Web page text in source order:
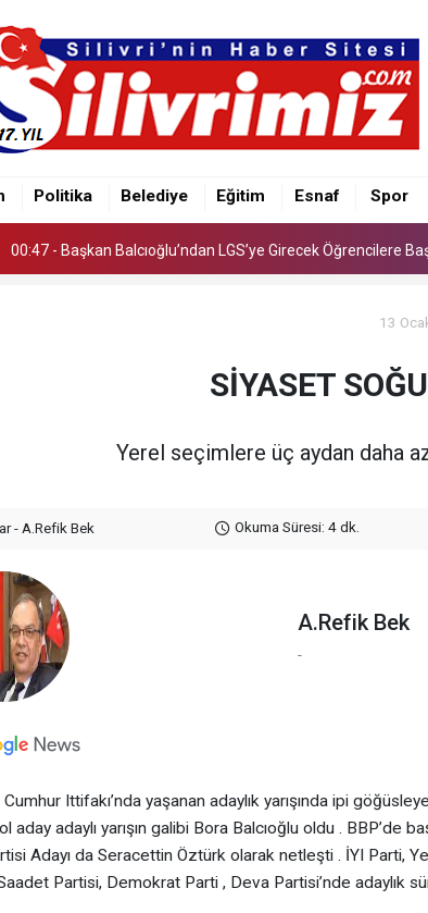
Politika Belediye Eğitim Esnaf Spor
00:38 - Çayırdere Mahallesi’nde İlk Kez “Şalvar Gecesi”
00:38 - Çayırdere Mahallesi’nde İlk Kez “Şalvar Gecesi”
00:47 - Başkan Balcıoğlu’ndan LGS’ye Girecek Öğrencilere
13
SİYASET
Yerel seçimlere üç aydan daha
- A.Refik Bek Okuma Süresi: 4 dk.
A.Refik Bek
-
Ittifakı’nda yaşanan adaylık yarışında ipi
aday adaylı yarışın galibi Bora Balcıoğlu oldu . BBP’de
Adayı da Seracettin Öztürk olarak netleşti . İYI Parti,
Partisi, Demokrat Parti , Deva Partisi’nde adaylık